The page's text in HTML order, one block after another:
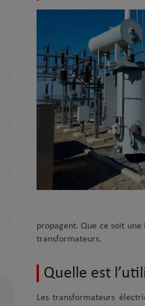
propagent. Que ce soit
transformateurs.
Quelle est
Les transformateurs